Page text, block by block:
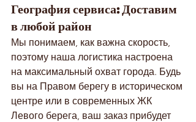
География сервиса: Доставим
в любой район
Мы понимаем, как важна скорость,
поэтому наша логистика настроена
на максимальный охват города. Будь
вы на Правом берегу в историческом
центре или в современных ЖК
Левого берега, ваш заказ прибудет